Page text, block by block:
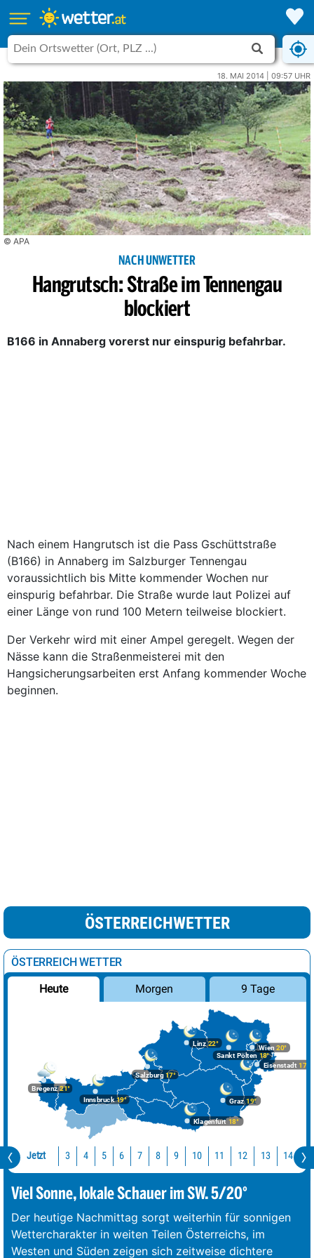
18. MAI 2014 | 09:57 UHR
© APA
NACH UNWETTER
Hangrutsch: Straße im Tennengau
blockiert
B166 in Annaberg vorerst nur einspurig befahrbar.
Nach einem Hangrutsch ist die Pass Gschüttstraße
(B166) in Annaberg im Salzburger Tennengau
voraussichtlich bis Mitte kommender Wochen nur
einspurig befahrbar. Die Straße wurde laut Polizei auf
einer Länge von rund 100 Metern teilweise blockiert.
Der Verkehr wird mit einer Ampel geregelt. Wegen der
Nässe kann die Straßenmeisterei mit den
Hangsicherungsarbeiten erst Anfang kommender Woche
beginnen.
ÖSTERREICHWETTER
ÖSTERREICH WETTER
Heute Morgen 9 Tage
Bregenz21°
Graz19°
Innsbruck19°
Klagenfurt 18°
Linz22°
Salzburg17°
Wien 20°
Eisenstadt 17°
Sankt Pölten 18°
Jetzt 3 4 5 6 7 8 9 10 11 12 13 14
Viel Sonne, lokale Schauer im SW. 5/20°
Der heutige Nachmittag sorgt weiterhin für sonnigen
Wettercharakter in weiten Teilen Österreichs, im
Westen und Süden zeigen sich zeitweise dichtere